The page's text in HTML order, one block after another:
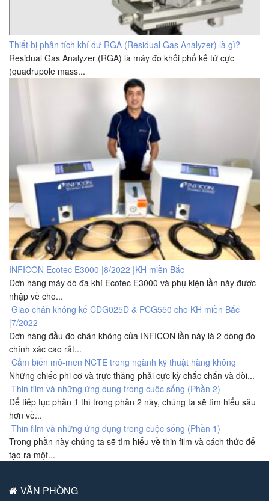
Thiết bị phân tích khí dư RGA (Residual Gas Analyzer) là gì?
Residual Gas Analyzer (RGA) là máy đo khối phổ kế tứ cực
(quadrupole mass...
INFICON Ecotec E3000 |8/2022 |KH miền Bắc
Đơn hàng máy dò đa khí Ecotec E3000 và phụ kiện lần này được
nhập về cho...
Giao chân không kế CDG025D & PCG550 cho KH miền Bắc
|7/2022
Đơn hàng đầu đo chân không của INFICON lần này là 2 dòng đo
chính xác cao rất...
Cảm biến mô-men NCTE trong ngành kỹ thuật hàng không
Những chiếc phi cơ và trực thăng phải cực kỳ chắc chắn và đòi...
Thin film và những ứng dụng trong cuộc sống (Phần 2)
Để tiếp tục phần 1 thì trong phần 2 này, chúng ta sẽ tìm hiểu sâu
hơn về...
Thin film và những ứng dụng trong cuộc sống (Phần 1)
Trong phần này chúng ta sẽ tìm hiểu về thin film và cách thức để
tạo ra một...
VĂN PHÒNG